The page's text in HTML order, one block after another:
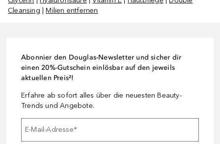
Cleansing |Milien entfernen
Abonnier den Douglas-Newsletter und sicher dir
einen 20%-Gutschein einlösbar auf den jeweils
aktuellen Preis²!
Erfahre ab sofort alles über die neuesten Beauty-
Trends und Angebote.
E-Mail-Adresse*